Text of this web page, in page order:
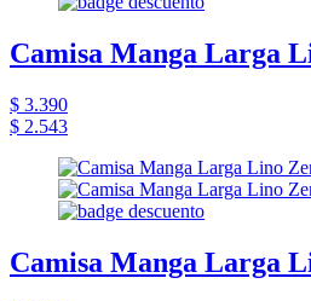
Camisa Manga Larga
$ 3.390
$ 2.543
Camisa Manga Larga